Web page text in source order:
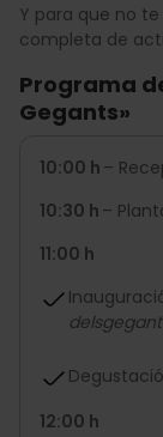
Y para que no
completa de
Programa
Gegants»
10:00 h –
10:30 h –
11:00 h
dels
12:00 h